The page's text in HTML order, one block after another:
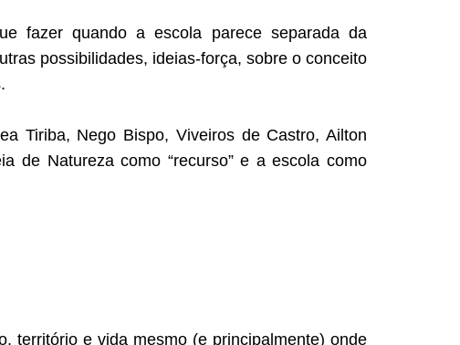
fazer quando a escola parece separada da
possibilidades, ideias-força, sobre o conceito
Tiriba, Nego Bispo, Viveiros de Castro, Ailton
de Natureza como “recurso” e a escola como
território e vida mesmo (e principalmente) onde